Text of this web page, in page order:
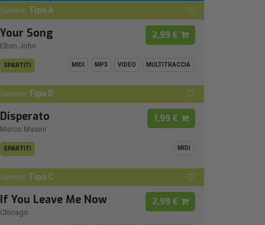
Genere: Tipo A
Your Song
Elton John
2,99 €
SPARTITI MIDI MP3 VIDEO MULTITRACCIA
Genere: Tipo D
Disperato
Marco Masini
1,99 €
SPARTITI MIDI
Genere: Tipo C
If You Leave Me Now
Chicago
2,99 €